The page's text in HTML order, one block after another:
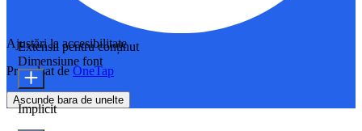
Ajustări la accesibilitate
Propulsat de OneTap
Ascunde bara de unelte
Extensii pentru conținut
Dimensiune font
Implicit